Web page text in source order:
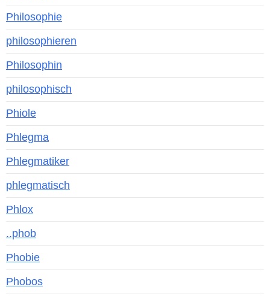
Philosophie
philosophieren
Philosophin
philosophisch
Phiole
Phlegma
Phlegmatiker
phlegmatisch
Phlox
..phob
Phobie
Phobos